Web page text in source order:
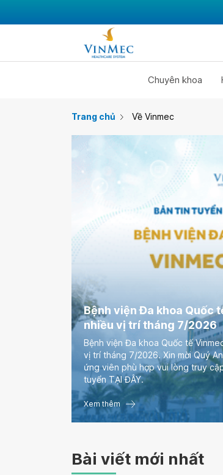
Chuyên khoa
Trang chủ Về Vinmec
Bệnh viện Đa khoa Quốc
nhiều vị trí tháng 7/2026
Bệnh viện Đa khoa Quốc tế
vị trí tháng 7/2026. Xin mời Quý
ứng viên phù hợp vui lòng truy
tuyển TẠI ĐÂY.
Xem thêm
Bài viết mới nhất